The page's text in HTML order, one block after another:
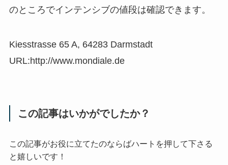
のところでインテンシブの値段は確認できます。
Kiesstrasse 65 A, 64283 Darmstadt
URL:http://www.mondiale.de
この記事はいかがでしたか？
この記事がお役に立てたのならばハートを押して下さる
と嬉しいです！